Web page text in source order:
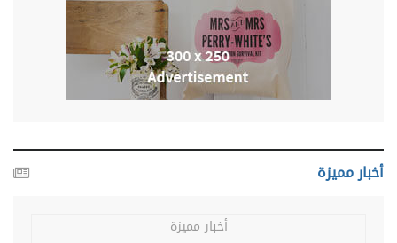
أخبار مميزة
أخبار مميزة